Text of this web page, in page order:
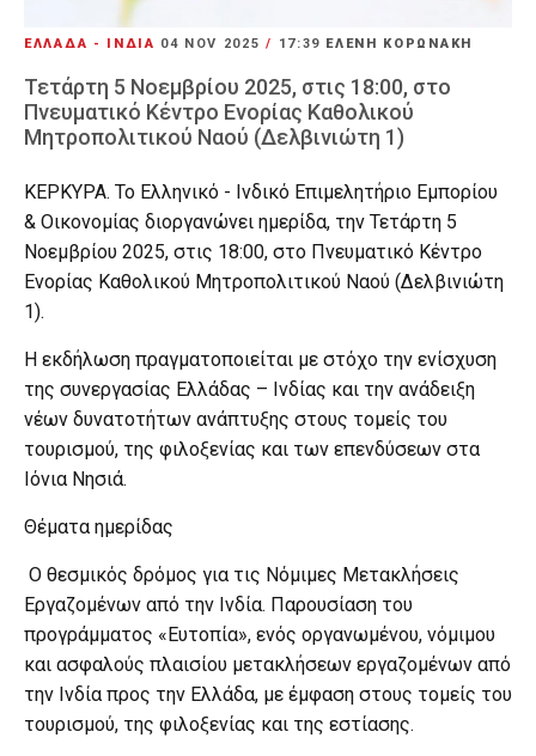
ΕΛΛΑΔΑ - ΙΝΔΙΑ 04 NOV 2025/ 17:39 ΕΛΕΝΗ ΚΟΡΩΝΑΚΗ
Τετάρτη 5 Νοεμβρίου 2025, στις 18:00, στο
Πνευματικό Κέντρο Ενορίας Καθολικού
Μητροπολιτικού Ναού (Δελβινιώτη 1)
ΚΕΡΚΥΡΑ. Το Ελληνικό - Ινδικό Επιμελητήριο Εμπορίου
& Οικονομίας διοργανώνει ημερίδα, την Τετάρτη 5
Νοεμβρίου 2025, στις 18:00, στο Πνευματικό Κέντρο
Ενορίας Καθολικού Μητροπολιτικού Ναού (Δελβινιώτη
1).
Η εκδήλωση πραγματοποιείται με στόχο την ενίσχυση
της συνεργασίας Ελλάδας – Ινδίας και την ανάδειξη
νέων δυνατοτήτων ανάπτυξης στους τομείς του
τουρισμού, της φιλοξενίας και των επενδύσεων στα
Ιόνια Νησιά.
Θέματα ημερίδας
Ο θεσμικός δρόμος για τις Νόμιμες Μετακλήσεις
Εργαζομένων από την Ινδία. Παρουσίαση του
προγράμματος «Ευτοπία», ενός οργανωμένου, νόμιμου
και ασφαλούς πλαισίου μετακλήσεων εργαζομένων από
την Ινδία προς την Ελλάδα, με έμφαση στους τομείς του
τουρισμού, της φιλοξενίας και της εστίασης.